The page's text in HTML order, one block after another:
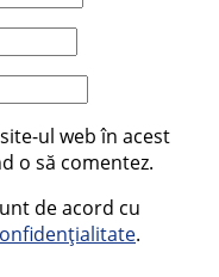
ul web în acest
o să comentez.
de acord cu
.